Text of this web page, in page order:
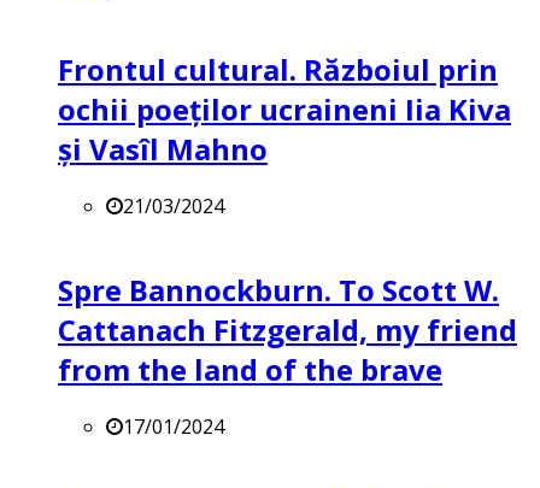
Frontul cultural. Războiul prin
ochii poeților ucraineni Iia Kiva
și Vasîl Mahno
21/03/2024
Spre Bannockburn. To Scott W.
Cattanach Fitzgerald, my friend
from the land of the brave
17/01/2024